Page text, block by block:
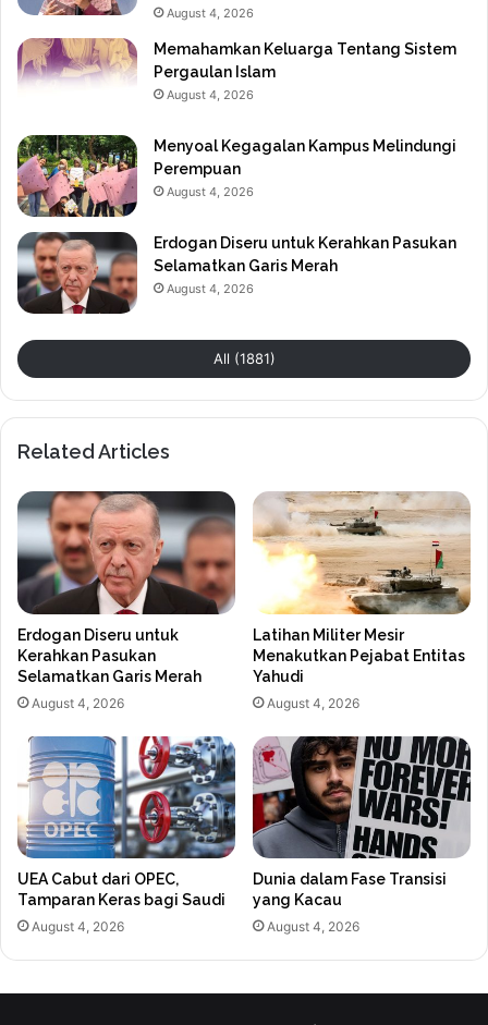
August 4, 2026
Memahamkan Keluarga Tentang Sistem
Pergaulan Islam
August 4, 2026
Menyoal Kegagalan Kampus Melindungi
Perempuan
August 4, 2026
Erdogan Diseru untuk Kerahkan Pasukan
Selamatkan Garis Merah
August 4, 2026
All (1881)
Related Articles
Erdogan Diseru untuk
Kerahkan Pasukan
Selamatkan Garis Merah
August 4, 2026
Latihan Militer Mesir
Menakutkan Pejabat Entitas
Yahudi
August 4, 2026
UEA Cabut dari OPEC,
Tamparan Keras bagi Saudi
August 4, 2026
Dunia dalam Fase Transisi
yang Kacau
August 4, 2026